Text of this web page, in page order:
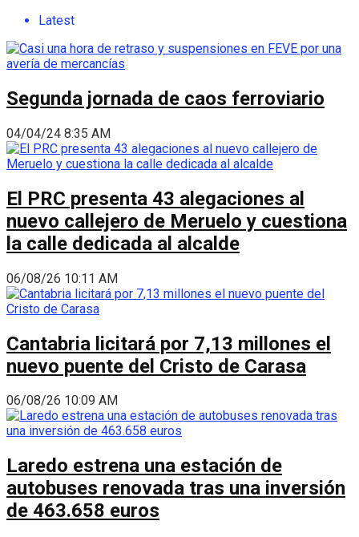
Latest
Segunda jornada de caos ferroviario
04/04/24 8:35 AM
El PRC presenta 43 alegaciones al
nuevo callejero de Meruelo y cuestiona
la calle dedicada al alcalde
06/08/26 10:11 AM
Cantabria licitará por 7,13 millones el
nuevo puente del Cristo de Carasa
06/08/26 10:09 AM
Laredo estrena una estación de
autobuses renovada tras una inversión
de 463.658 euros